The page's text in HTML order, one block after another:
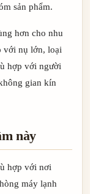
sản phẩm.
hơn cho nhu
với nụ lớn, loại
hợp với người
gian kín
này
hợp với nơi
máy lạnh